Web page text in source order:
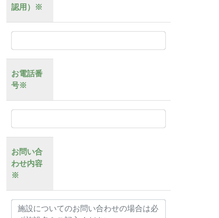
認用）※
お電話番
号※
お問い合
わせ内容
※